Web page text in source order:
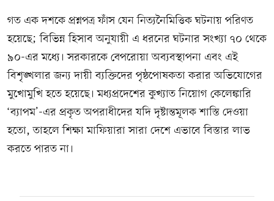
গত এক দশকে প্রশ্নপত্র ফাঁস যেন নিত্যনৈমিত্তিক ঘটনায় পরিণত
হয়েছে; বিভিন্ন হিসাব অনুযায়ী এ ধরনের ঘটনার সংখ্যা ৭০ থেকে
৯০-এর মধ্যে। সরকারকে বেপরোয়া অব্যবস্থাপনা এবং এই
বিশৃঙ্খলার জন্য দায়ী ব্যক্তিদের পৃষ্ঠপোষকতা করার অভিযোগের
মুখোমুখি হতে হয়েছে। মধ্যপ্রদেশের কুখ্যাত নিয়োগ কেলেঙ্কারি
‘ব্যাপম’-এর প্রকৃত অপরাধীদের যদি দৃষ্টান্তমূলক শাস্তি দেওয়া
হতো, তাহলে শিক্ষা মাফিয়ারা সারা দেশে এভাবে বিস্তার লাভ
করতে পারত না।